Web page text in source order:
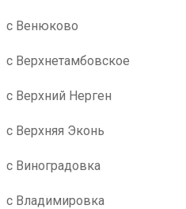
с Венюково
с Верхнетамбовское
с Верхний Нерген
с Верхняя Эконь
с Виноградовка
с Владимировка